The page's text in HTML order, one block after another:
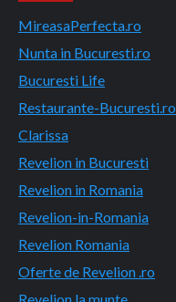
MireasaPerfecta.ro
Nunta in Bucuresti.ro
Bucuresti Life
Restaurante-Bucuresti.ro
Clarissa
Revelion in Bucuresti
Revelion in Romania
Revelion-in-Romania
Revelion Romania
Oferte de Revelion .ro
Revelion la munte